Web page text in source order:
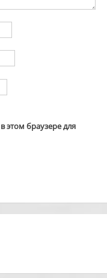
этом браузере для